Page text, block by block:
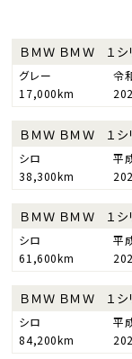
ＢＭＷ ＢＭＷ １シ
グレー 令
17,000km
ＢＭＷ ＢＭＷ １シ
シロ 平
38,300km
ＢＭＷ ＢＭＷ １シ
シロ 平
61,600km
ＢＭＷ ＢＭＷ １シ
シロ 平
84,200km